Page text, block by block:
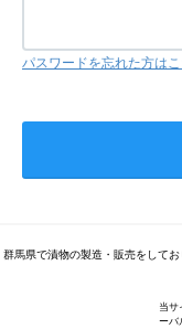
パスワードを忘れた方はこ
群馬県で漬物の製造・販売をして
当サ
ーバ